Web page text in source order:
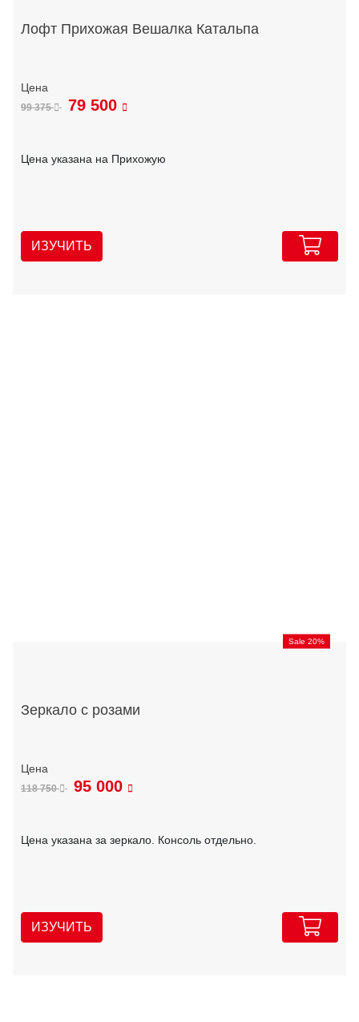
Лофт Прихожая Вешалка Катальпа
99 375 79 500
Цена указана на Прихожую
ИЗУЧИТЬ
Sale 20%
Зеркало с розами
118 750 95 000
Цена указана за зеркало. Консоль отдельно.
ИЗУЧИТЬ